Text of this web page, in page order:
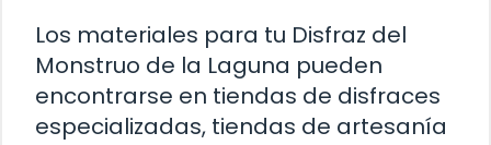
Los materiales para tu Disfraz del
Monstruo de la Laguna pueden
encontrarse en tiendas de disfraces
especializadas, tiendas de artesanía